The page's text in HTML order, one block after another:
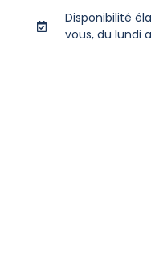
Disponibilité
vous, du lundi